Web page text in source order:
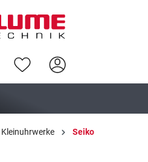
Kleinuhrwerke Seiko